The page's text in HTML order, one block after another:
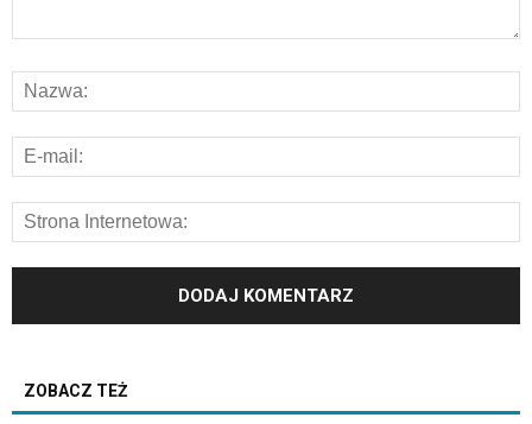
ZOBACZ TEŻ